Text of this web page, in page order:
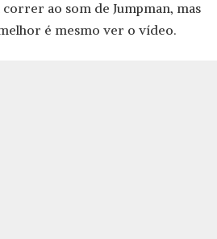
ao som de Jumpman, mas
é mesmo ver o vídeo.